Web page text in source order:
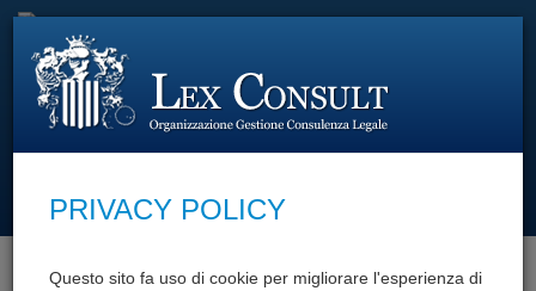
SCOPRI I NOSTRI SERVIZI
PRIVACY POLICY
Questo sito fa uso di cookie per migliorare l'esperienza di